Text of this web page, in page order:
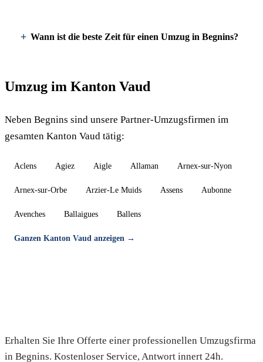
Wann ist die beste Zeit für einen Umzug in Begnins?
Umzug im Kanton Vaud
Neben Begnins sind unsere Partner-Umzugsfirmen im
gesamten Kanton Vaud tätig:
Aclens Agiez Aigle Allaman Arnex-sur-Nyon
Arnex-sur-Orbe Arzier-Le Muids Assens Aubonne
Avenches Ballaigues Ballens
Ganzen Kanton Vaud anzeigen →
Erhalten Sie Ihre Offerte einer professionellen Umzugsfirma
in Begnins. Kostenloser Service, Antwort innert 24h.